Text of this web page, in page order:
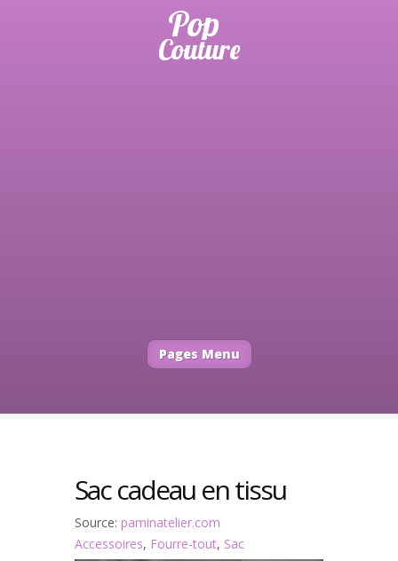
Pages Menu
Sac cadeau en tissu
Source: paminatelier.com
Accessoires, Fourre-tout, Sac